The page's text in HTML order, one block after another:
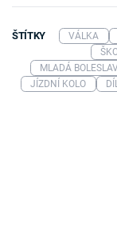
ŠTÍTKY VÁLKA
MLADÁ
JÍZDNÍ KOLO